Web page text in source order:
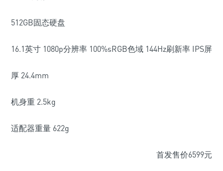
512GB固态硬盘
16.1英寸 1080p分辨率 100%sRGB色域 144Hz刷新率 IPS屏
厚 24.4mm
机身重 2.5kg
适配器重量 622g
首发售价6599元